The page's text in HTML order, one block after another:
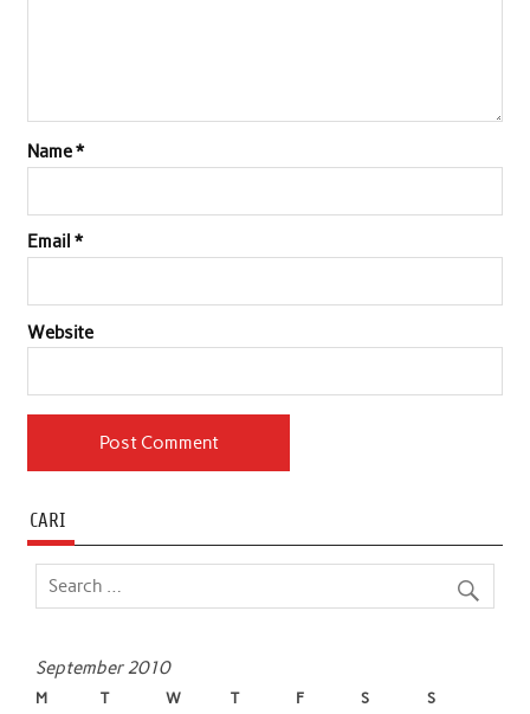
Name*
Email *
Website
CARI
September 2010
M T W T F S S